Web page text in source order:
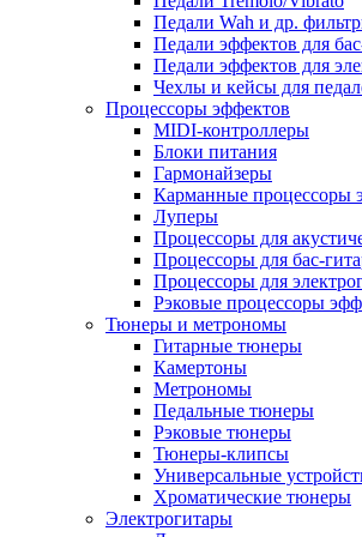
Педали Wah и др.
Педали эффектов для
Педали эффектов для
Чехлы и кейсы для
Процессоры эффектов
MIDI-контроллеры
Блоки питания
Гармонайзеры
Карманные процессоры
Луперы
Процессоры для
Процессоры для бас-
Процессоры для
Рэковые процессоры
Тюнеры и метрономы
Гитарные тюнеры
Камертоны
Метрономы
Педальные тюнеры
Рэковые тюнеры
Тюнеры-клипсы
Универсальные
Хроматические тюнеры
Электрогитары